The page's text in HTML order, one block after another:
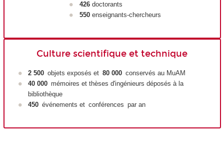
426doctorants
550 enseignants-chercheurs
Culture scientifique et technique
2 500 objets exposés et 80 000 conservés au MuAM
40 000 mémoires et thèses d'ingénieurs déposés à la
bibliothèque
450 événements et conférences par an